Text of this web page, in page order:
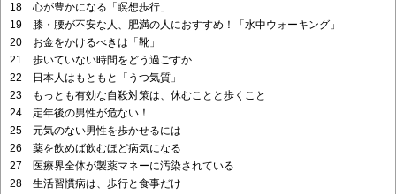
18 心が豊かになる「瞑想歩行」
19 膝・腰が不安な人、肥満の人におすすめ！「水中ウォーキング」
20 お金をかけるべきは「靴」
21 歩いていない時間をどう過ごすか
22 日本人はもともと「うつ気質」
23 もっとも有効な自殺対策は、休むことと歩くこと
24 定年後の男性が危ない！
25 元気のない男性を歩かせるには
26 薬を飲めば飲むほど病気になる
27 医療界全体が製薬マネーに汚染されている
28 生活習慣病は、歩行と食事だけ